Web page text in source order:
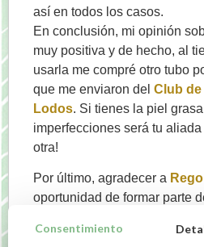
así en todos los casos.
En conclusión, mi opinión
muy positiva y de hecho, al
usarla me compré otro tubo
que me enviaron del Club
Lodos. Si tienes la piel
imperfecciones será tu
otra!
Por último, agradecer a
oportunidad de formar parte
tienen siempre a la hora de
Consentimiento